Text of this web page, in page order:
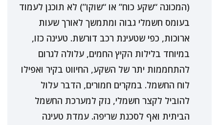
(המכונה “שקע כוח” או “שוקו”) לא תוכנן לעמוד
בעומס חשמלי גבוה ומתמשך לאורך שעות
ארוכות, כפי שטעינת רכב דורשת. טעינה כזו,
במיוחד בלילות הקיץ החמים, עלולה לגרום
להתחממות יתר של השקע, החיווט בקיר ואפילו
לוח החשמל. במקרים חמורים, הדבר עלול
להוביל לקצר חשמלי, נזק למערכת החשמל
הביתית ואף לסכנת שריפה. עמדת טעינה